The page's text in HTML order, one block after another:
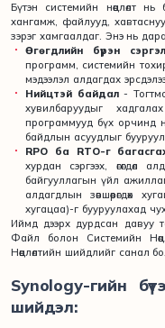
Бүтэн системийн нөөцлөлт
хангамж, файлууд,
зэрэг хамгаалдаг. Энэ нь
Өгөгдлийн бүрэн
программ, системийн
мэдээлэл алдагдах
Нийцтэй байдал-
хувилбаруудыг
программууд бүх орчинд
байдлын асуудлыг
RPO ба RTO-г
хурдан сэргээх, өгөгдөл
байгууллагын үйл
алдагдлын зөвшөөрөгдөх
хугацаа)-г бууруулахад
Иймд дээрх дурдсан давуу
Файл болон Системийн
Нөөцлөлтийн шийдлийг санал
Synology-гийн
шийдэл: